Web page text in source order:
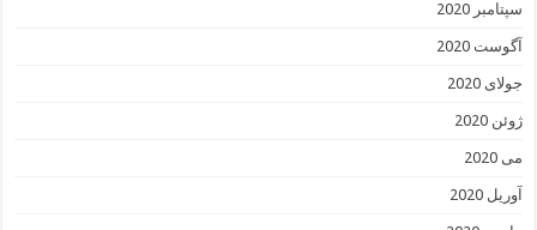
سپتامبر 2020
آگوست 2020
جولای 2020
ژوئن 2020
می 2020
آوریل 2020